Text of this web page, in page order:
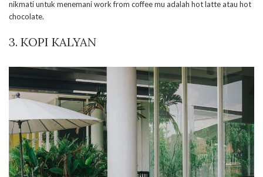
nikmati untuk menemani work from coffee mu adalah hot latte atau hot
chocolate.
3. KOPI KALYAN